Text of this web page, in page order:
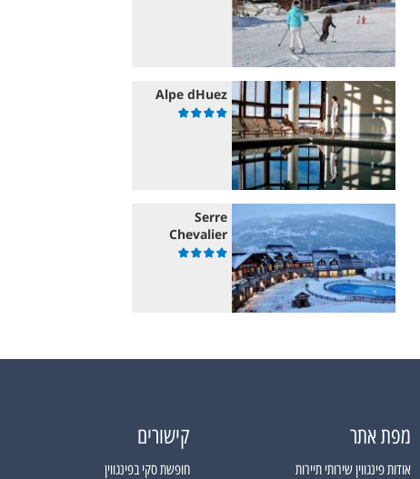
Alpe dHuez
Serre
Chevalier
מפת אתר
אודות פינגווין שירותי תיירות
קישורים
חופשת סקי בפינגווין